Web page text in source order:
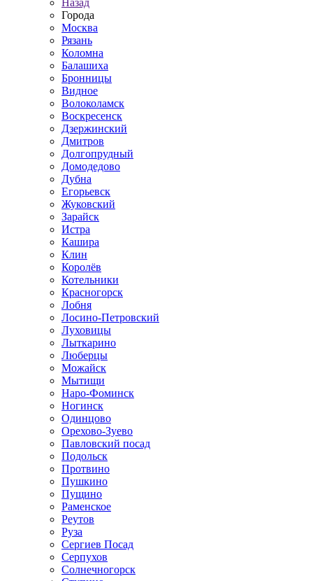
Города
Москва
Рязань
Коломна
Балашиха
Бронницы
Видное
Волоколамск
Воскресенск
Дзержинский
Дмитров
Долгопрудный
Домодедово
Дубна
Егорьевск
Жуковский
Зарайск
Истра
Кашира
Клин
Королёв
Котельники
Красногорск
Лобня
Лосино-Петровский
Луховицы
Лыткарино
Люберцы
Можайск
Мытищи
Наро-Фоминск
Ногинск
Одинцово
Орехово-Зуево
Павловский посад
Подольск
Протвино
Пушкино
Пущино
Раменское
Реутов
Руза
Сергиев Посад
Серпухов
Солнечногорск